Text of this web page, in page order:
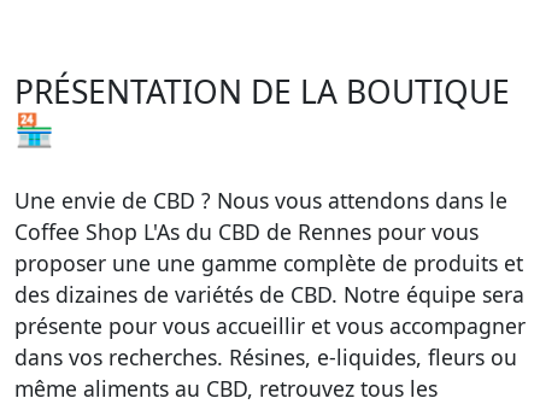
PRÉSENTATION DE LA BOUTIQUE
🏪
Une envie de CBD ? Nous vous attendons dans le
Coffee Shop L'As du CBD de Rennes pour vous
proposer une une gamme complète de produits et
des dizaines de variétés de CBD. Notre équipe sera
présente pour vous accueillir et vous accompagner
dans vos recherches. Résines, e-liquides, fleurs ou
même aliments au CBD, retrouvez tous les